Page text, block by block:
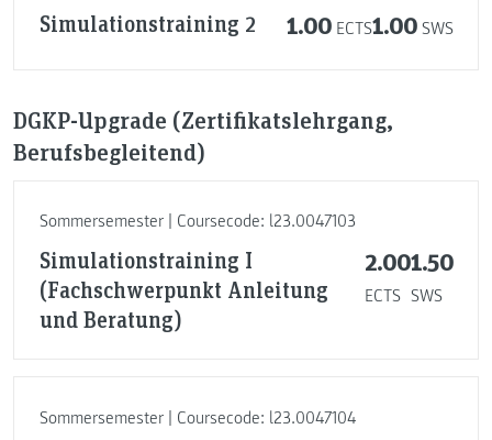
Simulationstraining 2 1.00 ECTS1.00 SWS
DGKP-Upgrade (Zertifikatslehrgang,
Berufsbegleitend)
Sommersemester | Coursecode: l23.0047103
Simulationstraining I
(Fachschwerpunkt Anleitung
und Beratung)
2.00
ECTS
1.50
SWS
Sommersemester | Coursecode: l23.0047104